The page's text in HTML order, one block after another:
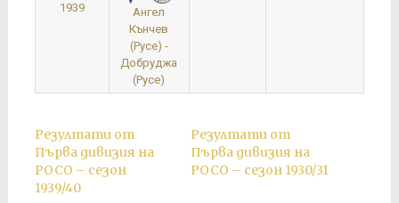
1939
Ангел
Кънчев
(Русе) -
Добруджа
(Русе)
Резултати от
Първа дивизия на
РОСО – сезон
1939/40
Резултати от
Първа дивизия на
РОСО – сезон 1930/31